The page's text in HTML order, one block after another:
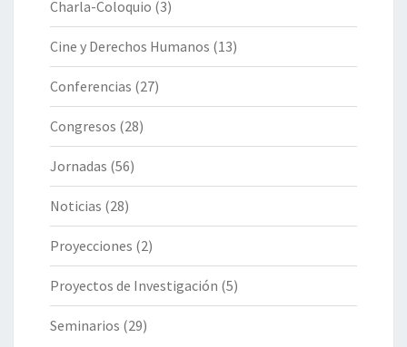
Charla-Coloquio (3)
Cine y Derechos Humanos (13)
Conferencias (27)
Congresos (28)
Jornadas (56)
Noticias (28)
Proyecciones (2)
Proyectos de Investigación (5)
Seminarios (29)